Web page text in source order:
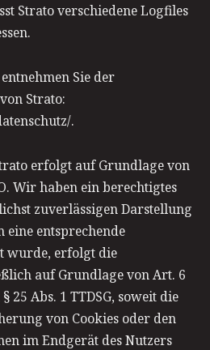
Strato verschiedene Logfiles
Sie der
Strato:
.
erfolgt auf Grundlage von
Wir haben ein berechtigtes
zuverlässigen Darstellung
eine entsprechende
wurde, erfolgt die
auf Grundlage von Art. 6
25 Abs. 1 TTDSG, soweit die
von Cookies oder den
im Endgerät des Nutzers